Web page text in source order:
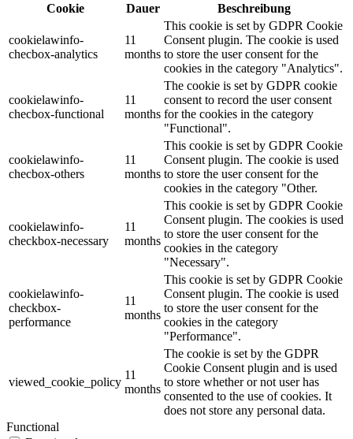
Cookie
Dauer Beschreibung
cookielawinfo-
checbox-analytics
11
months
This cookie is set by GDPR Cookie
Consent plugin. The cookie is used
to store the user consent for the
cookies in the category "Analytics".
cookielawinfo-
checbox-functional
11
months
The cookie is set by GDPR cookie
consent to record the user consent
for the cookies in the category
"Functional".
cookielawinfo-
checbox-others
11
months
This cookie is set by GDPR Cookie
Consent plugin. The cookie is used
to store the user consent for the
cookies in the category "Other.
cookielawinfo-
checkbox-necessary
11
months
This cookie is set by GDPR Cookie
Consent plugin. The cookies is used
to store the user consent for the
cookies in the category
"Necessary".
cookielawinfo-
checkbox-
performance
11
months
This cookie is set by GDPR Cookie
Consent plugin. The cookie is used
to store the user consent for the
cookies in the category
"Performance".
viewed_cookie_policy
11
months
The cookie is set by the GDPR
Cookie Consent plugin and is used
to store whether or not user has
consented to the use of cookies. It
does not store any personal data.
Functional